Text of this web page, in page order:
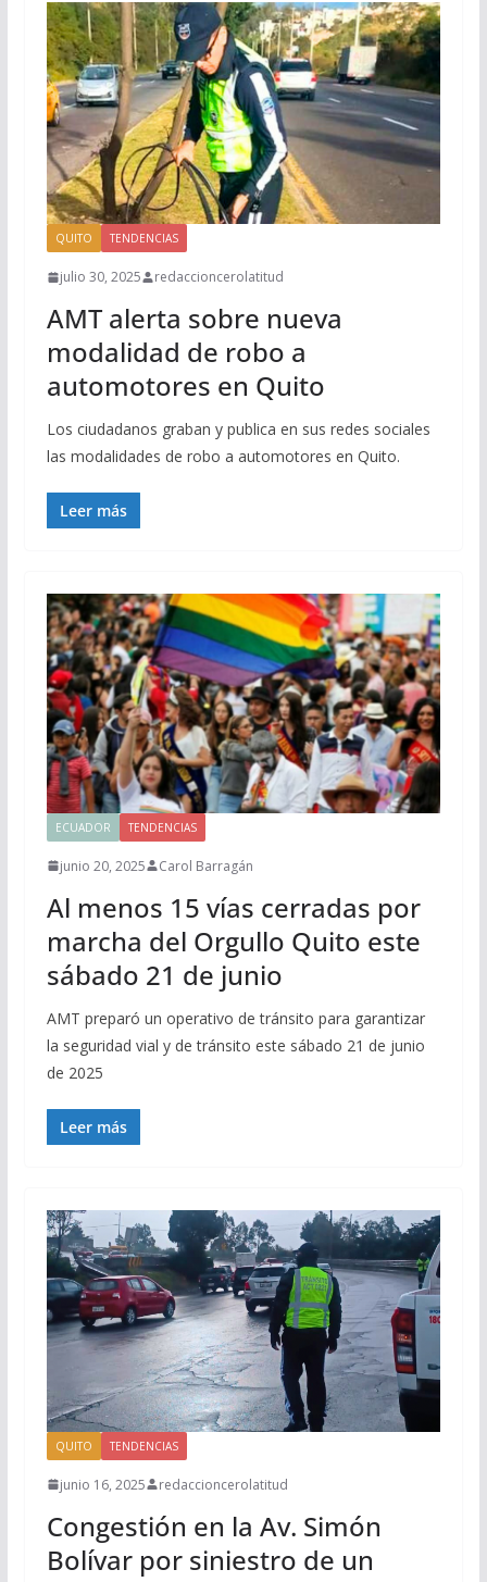
QUITO TENDENCIAS
julio 30, 2025 redaccioncerolatitud
AMT alerta sobre nueva
modalidad de robo a
automotores en Quito
Los ciudadanos graban y publica en sus redes sociales
las modalidades de robo a automotores en Quito.
Leer más
ECUADOR TENDENCIAS
junio 20, 2025 Carol Barragán
Al menos 15 vías cerradas por
marcha del Orgullo Quito este
sábado 21 de junio
AMT preparó un operativo de tránsito para garantizar
la seguridad vial y de tránsito este sábado 21 de junio
de 2025
Leer más
QUITO TENDENCIAS
junio 16, 2025 redaccioncerolatitud
Congestión en la Av. Simón
Bolívar por siniestro de un